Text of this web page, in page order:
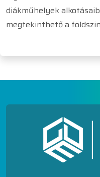
diákműhelyek
megtekinthető a